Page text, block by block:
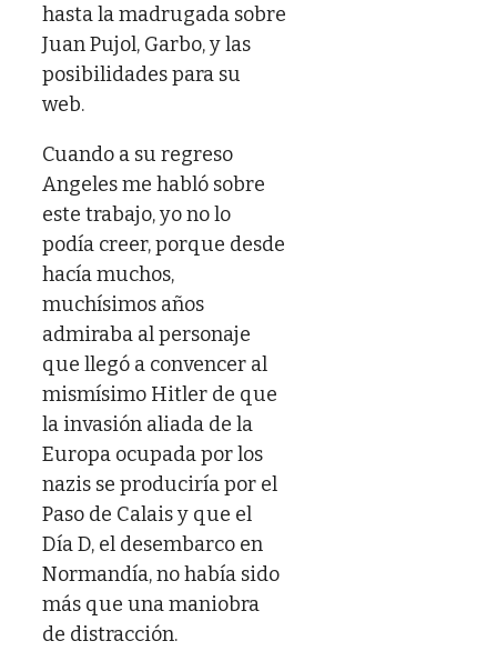
hasta la madrugada sobre
Juan Pujol, Garbo, y las
posibilidades para su
web.
Cuando a su regreso
Angeles me habló sobre
este trabajo, yo no lo
podía creer, porque desde
hacía muchos,
muchísimos años
admiraba al personaje
que llegó a convencer al
mismísimo Hitler de que
la invasión aliada de la
Europa ocupada por los
nazis se produciría por el
Paso de Calais y que el
Día D, el desembarco en
Normandía, no había sido
más que una maniobra
de distracción.